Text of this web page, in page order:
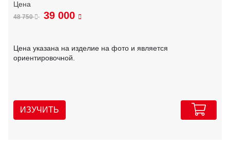
48 750 39 000
Цена указана на изделие на фото и является
ориентировочной.
ИЗУЧИТЬ